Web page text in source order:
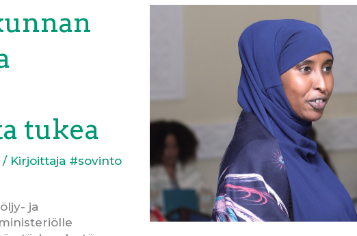
tukea
/ Kirjoittaja #sovinto
ja